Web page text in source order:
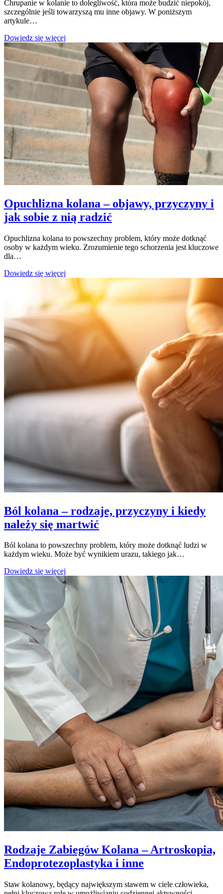
Chrupanie w kolanie to dolegliwość, która może budzić niepokój,
szczególnie jeśli towarzyszą mu inne objawy. W poniższym
artykule…
Dowiedz się więcej
chrupanie
kolanie
co
oznaczają
i
wymagają
konsultacji
Opuchlizna kolana – objawy, przyczyny i
jak sobie z nią radzić
Opuchlizna kolana to powszechny problem, który może dotknąć
osoby w każdym wieku. Zrozumienie tego schorzenia jest kluczowe
dla…
Dowiedz się więcej
objawy,
przyczyny
i
radzić
Ból kolana – rodzaje, przyczyny i kiedy
należy się martwić
Ból kolana to powszechny problem, który może dotknąć ludzi w
każdym wieku. Może być wynikiem urazu, takiego jak…
Dowiedz się więcej
kolana
–
przyczyny
i
kiedy
należy
martwić
Rodzaje Zabiegów Kolana – Artroskopia,
Endoprotezoplastyka i inne
Staw kolanowy, będący największym stawem w ciele człowieka,